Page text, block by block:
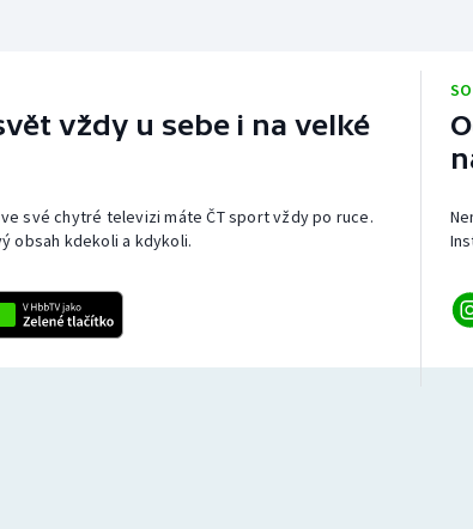
vždy u sebe i na velké
své chytré televizi máte ČT sport vždy po ruce.
obsah kdekoli a kdykoli.